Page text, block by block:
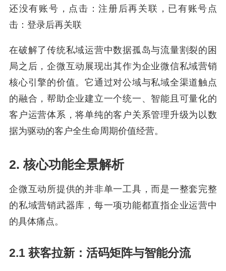
还没有账号，点击：注册后再关联，已有账号点
击：登录后再关联
在破解了传统私域运营中数据孤岛与流量割裂的困
局之后，企微互动展现出其作为企业微信私域营销
核心引擎的价值。它通过对公域与私域全渠道触点
的融合，帮助企业建立一个统一、智能且可量化的
客户运营体系，将单纯的客户关系管理升级为以数
据为驱动的客户全生命周期价值经营。
2. 核心功能全景解析
企微互动所提供的并非单一工具，而是一整套完整
的私域营销武器库，每一项功能都直指企业运营中
的具体痛点。
2.1 获客拉新：活码矩阵与智能分流